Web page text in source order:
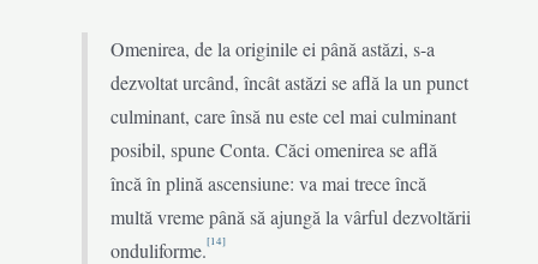
Omenirea, de la originile ei până astăzi, s-a
dezvoltat urcând, încât astăzi se află la un punct
culminant, care însă nu este cel mai culminant
posibil, spune Conta. Căci omenirea se află
încă în plină ascensiune: va mai trece încă
multă vreme până să ajungă la vârful dezvoltării
onduliforme.[14]